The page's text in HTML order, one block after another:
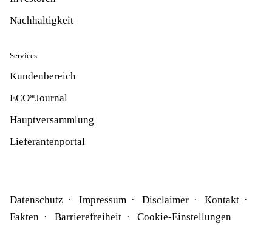
Nachhaltigkeit
Services
Kundenbereich
ECO*Journal
Hauptversammlung
Lieferantenportal
Datenschutz Impressum Disclaimer
Kontakt
Fakten
Barrierefreiheit Cookie-Einstellungen